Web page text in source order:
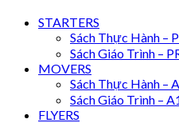
STARTERS
Sách Thực Hành –
Sách Giáo Trình –
MOVERS
Sách Thực Hành –
Sách Giáo Trình –
FLYERS